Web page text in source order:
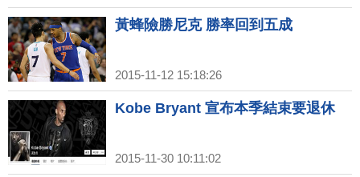
黃蜂險勝尼克 勝率回到五成
2015-11-12 15:18:26
Kobe Bryant 宣布本季結束要退休
2015-11-30 10:11:02